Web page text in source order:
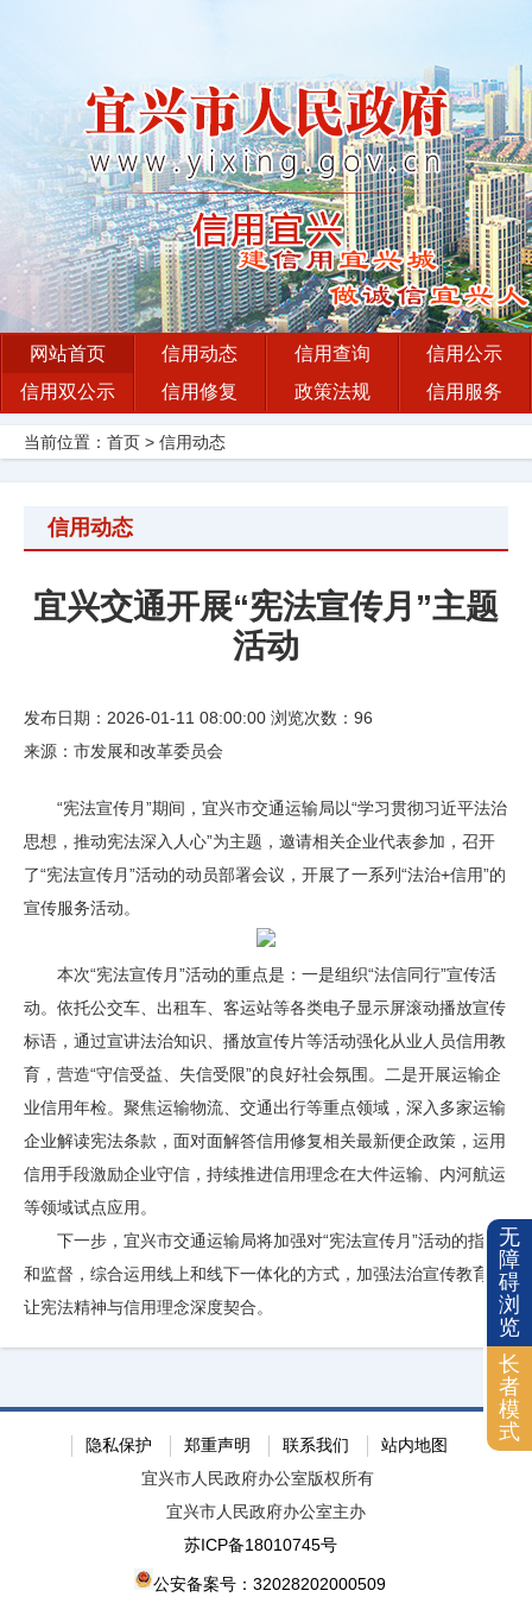
网站首页 信用动态 信用查询
信用公示
信用双公示
信用修复 政策法规 信用服务
当前位置： 首页 > 信用动态
信用动态
宜兴交通开展“宪法宣传月”主题
活动
发布日期：2026-01-11 08:00:00 浏览次数： 96
来源：市发展和改革委员会
“宪法宣传月”期间，宜兴市交通运输局以“学习贯彻习近平法治
思想，推动宪法深入人心”为主题，邀请相关企业代表参加，召开
了“宪法宣传月”活动的动员部署会议，开展了一系列“法治+信用”的
宣传服务活动。
本次“宪法宣传月”活动的重点是：一是组织“法信同行”宣传活
动。依托公交车、出租车、客运站等各类电子显示屏滚动播放宣传
标语，通过宣讲法治知识、播放宣传片等活动强化从业人员信用教
育，营造“守信受益、失信受限”的良好社会氛围。二是开展运输企
业信用年检。聚焦运输物流、交通出行等重点领域，深入多家运输
企业解读宪法条款，面对面解答信用修复相关最新便企政策，运用
信用手段激励企业守信，持续推进信用理念在大件运输、内河航运
等领域试点应用。
下一步，宜兴市交通运输局将加强对“宪法宣传月”活动的指导
和监督，综合运用线上和线下一体化的方式，加强法治宣传教育，
让宪法精神与信用理念深度契合。
隐私保护 郑重声明 联系我们
站内地图
宜兴市人民政府办公室版权所有
宜兴市人民政府办公室主办
苏ICP备18010745号
公安备案号：32028202000509
无
障
碍
浏
览
长
者
模
式